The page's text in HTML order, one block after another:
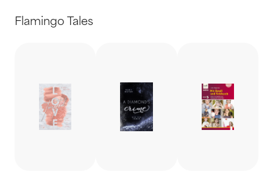
Flamingo Tales